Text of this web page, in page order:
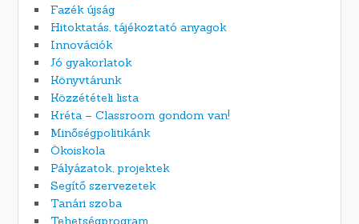
Fazék újság
Hitoktatás, tájékoztató anyagok
Innovációk
Jó gyakorlatok
Könyvtárunk
Közzétételi lista
Kréta – Classroom gondom van!
Minőségpolitikánk
Ökoiskola
Pályázatok, projektek
Segítő szervezetek
Tanári szoba
Tehetségprogram